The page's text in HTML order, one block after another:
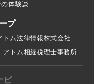
体験談
プ
トム法律情報株式会社
アトム相続税理士事務所
ビ